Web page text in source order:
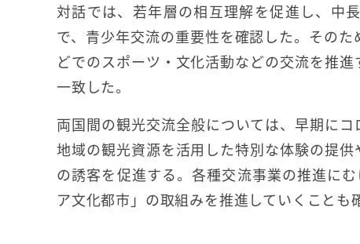
対話では、若年層の相互理解を促進し、中
で、青少年交流の重要性を確認した。その
どでのスポーツ・文化活動などの交流を推
一致した。
両国間の観光交流全般については、早期に
地域の観光資源を活用した特別な体験の提
の誘客を促進する。各種交流事業の推進に
ア文化都市」の取組みを推進していくことも